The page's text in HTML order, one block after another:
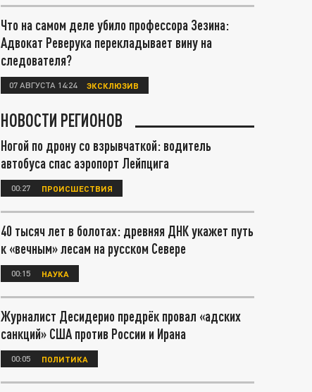
Что на самом деле убило профессора Зезина:
Адвокат Реверука перекладывает вину на
следователя?
07 АВГУСТА 14:24 ЭКСКЛЮЗИВ
НОВОСТИ РЕГИОНОВ
Ногой по дрону со взрывчаткой: водитель
автобуса спас аэропорт Лейпцига
00:27 ПРОИСШЕСТВИЯ
40 тысяч лет в болотах: древняя ДНК укажет путь
к «вечным» лесам на русском Севере
00:15 НАУКА
Журналист Десидерио предрёк провал «адских
санкций» США против России и Ирана
00:05 ПОЛИТИКА